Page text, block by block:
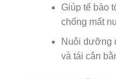
Giúp tế bào
chống mất
Nuôi dưỡng
và tái cân